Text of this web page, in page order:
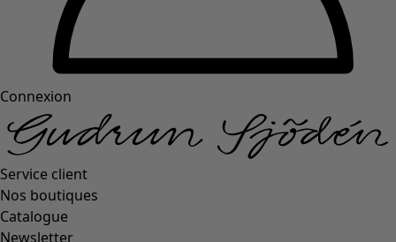
Connexion
Service client
Nos boutiques
Catalogue
Newsletter